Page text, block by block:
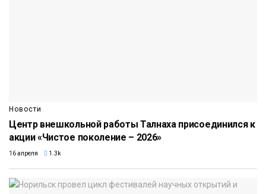
Новости
Центр внешкольной работы Талнаха присоединился к
акции «Чистое поколение – 2026»
16 апреля 1.3k